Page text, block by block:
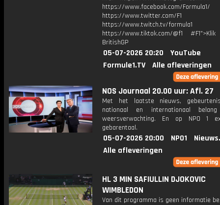
https://www.facebook.com/Formula1/
https://www.twitter.com/F1
https://www.twitch.tv/formula1
https://www.tiktok.com/@f1
BritishGP
05-07-2026 20:20
YouTube
Formule1.TV
Alle afleveringen
NOS Journaal 20.00 uur: Afl. 27
Met het laatste nieuws,
nationaal en internationaal
weersverwachting. En op NPO 1
gebarentaal.
05-07-2026 20:00 NPO1
Alle afleveringen
HL 3 MIN SAFIULLIN DJOKOVIC
WIMBLEDON
Van dit programma is geen informatie